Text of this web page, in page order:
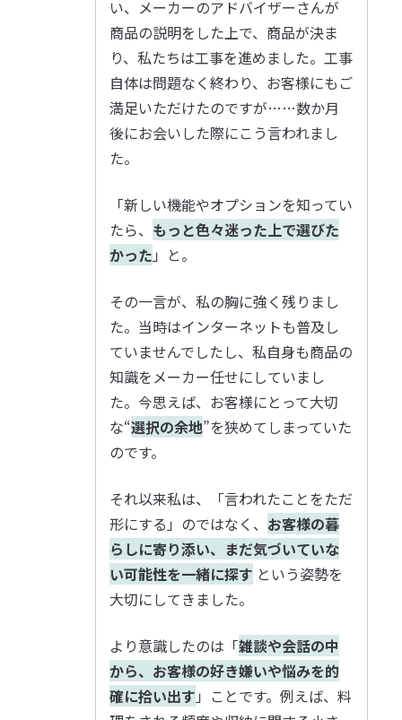
い、メーカーのアドバイザーさんが
商品の説明をした上で、商品が決ま
り、私たちは工事を進めました。工事
自体は問題なく終わり、お客様にもご
満足いただけたのですが……数か月
後にお会いした際にこう言われまし
た。
「新しい機能やオプションを知ってい
たら、 もっと色々迷った上で選びた
かった 」と。
その一言が、私の胸に強く残りまし
た。当時はインターネットも普及し
ていませんでしたし、私自身も商品の
知識をメーカー任せにしていまし
た。今思えば、お客様にとって大切
な“選択の余地”を狭めてしまっていた
のです。
それ以来私は、「言われたことをただ
形にする」のではなく、 お客様の暮
らしに寄り添い、まだ気づいていな
い可能性を一緒に探す という姿勢を
大切にしてきました。
より意識したのは「雑談や会話の中
から、お客様の好き嫌いや悩みを的
確に拾い出す 」ことです。例えば、料